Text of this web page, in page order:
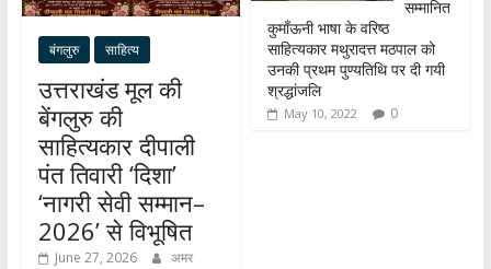
बंगलुरु साहित्य
उत्तराखंड मूल की
बेंगलुरु की
साहित्यकार दीपाली
पंत तिवारी ‘दिशा’
‘नागरी सेवी सम्मान–
2026’ से विभूषित
June 27, 2026
अमर
सम्मानित
कुमाँऊनी भाषा के वरिष्ठ
साहित्यकार मथुरादत्त मठपाल को
उनकी प्रथम पुण्यतिथि पर दी गयी
श्रद्धांजलि
May 10, 2022 0